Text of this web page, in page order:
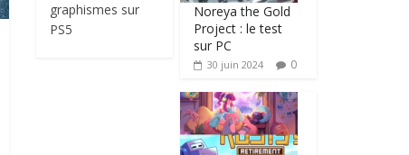
graphismes sur
PS5
Noreya the Gold
Project : le test
sur PC
30 juin 2024 0